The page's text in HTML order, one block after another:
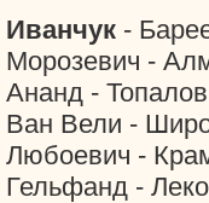
Иванчук -
Морозевич -
Ананд -
Ван Вели -
Любоевич -
Гельфанд -